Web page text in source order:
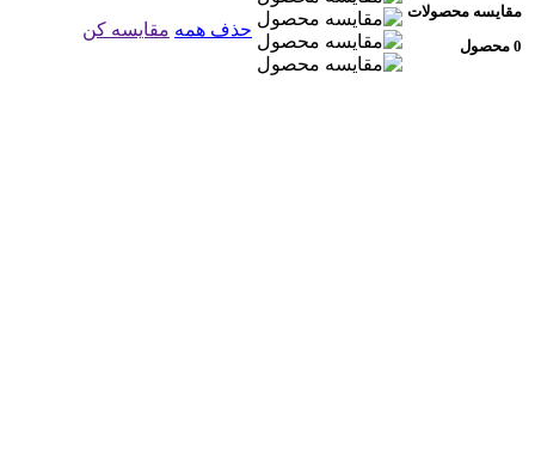
مقایسه محصولات
0 محصول
حذف همه مقایسه کن